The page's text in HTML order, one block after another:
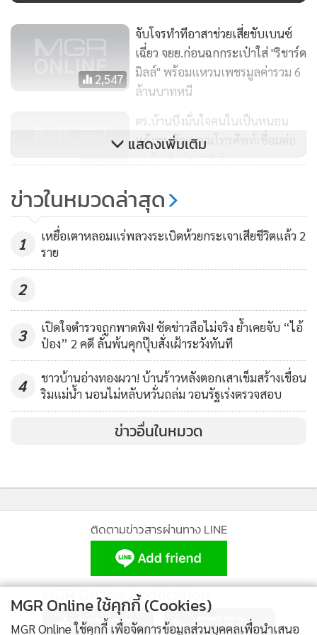
2,547
จับโจรทำทีอาสาช่วยเสี่ยขับเบนซ์
เฉี่ยว จยย.ก่อนฉกกระเป๋าใส่ "ริชาร์ด
มิลล์" พร้อมแหวนเพชรมูลค่ารวม 6
ล้านบาทหนี
3,445
ตร.บ้านบึงมั่นใจคนในเป็นหนอน
หลังพบสัญญาณโทรศัพท์เชื่อมต่อ
คนร้ายชิงเงิน 3.5 ล้านบาท
1,540
ตำรวจภาค 3 รวบแก๊งเว็บฯพนัน
ออนไลน์และฟอกเงินรายใหญ่ ยึด
ของกลางอื้อ 80 ล้าน
แสดงเพิ่มเติม
ข่าวในหมวดล่าสุด
1
เหยื่อเตาหลอมแร่พลวงระเบิดห้วยกระเจาเสียชีวิตแล้ว 2
ราย
2
3
เปิดใจตำรวจถูกพาดพิง! ซัดข่าวลือไม่จริง ย้ำเคยจับ “ไอ้
ป๋อง” 2 คดี ลั่นพ้นคุกปุ๊บสั่งเฝ้าระวังทันที
4
ชาวบ้านอ่างทองผวา! บ้านร้าวหลังตอกเสาเข็มสร้างเขื่อน
ริมแม่น้ำ นอนไม่หลับหวั่นถล่ม วอนรัฐเร่งตรวจสอบ
ข่าวอื่นในหมวด
ติดตามข่าวสารผ่านทาง LINE
MGR Online Application
MGR Online ใช้คุกกี้ (Cookies)
MGR Online ใช้คุกกี้ เพื่อจัดการข้อมูลส่วนบุคคลเพื่อนำเสนอ